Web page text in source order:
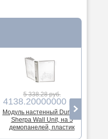
5 338.28 руб.
4138.20000000
Модуль настенный Durable
Sherpa Wall Unit, на 5
демопанелей, пластик